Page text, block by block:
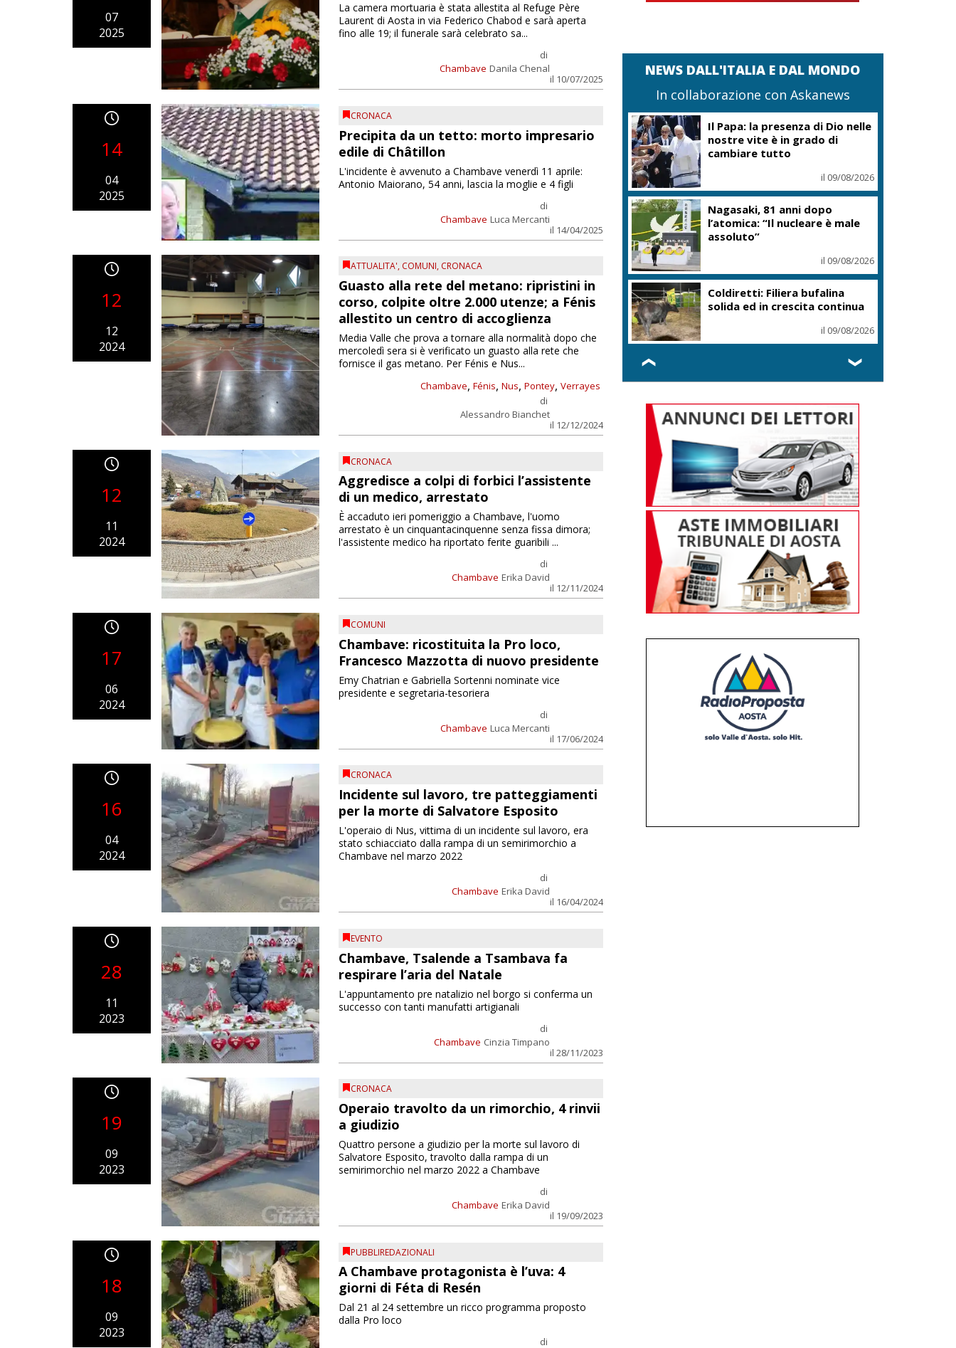
07
2025
Chambave
di
Danila Chenal
il 10/07/2025
La camera mortuaria è stata allestita al Refuge Père
Laurent di Aosta in via Federico Chabod e sarà aperta
fino alle 19; il funerale sarà celebrato sa...
14
04
2025
CRONACA
Precipita da un tetto: morto impresario
edile di Châtillon
Chambave
di
Luca Mercanti
il 14/04/2025
L'incidente è avvenuto a Chambave venerdì 11 aprile:
Antonio Maiorano, 54 anni, lascia la moglie e 4 figli
12
12
2024
ATTUALITA', COMUNI, CRONACA
Guasto alla rete del metano: ripristini in
corso, colpite oltre 2.000 utenze; a Fénis
allestito un centro di accoglienza
Chambave, Fénis, Nus, Pontey, Verrayes
di
Alessandro Bianchet
il 12/12/2024
Media Valle che prova a tornare alla normalità dopo che
mercoledì sera si è verificato un guasto alla rete che
fornisce il gas metano. Per Fénis e Nus...
12
11
2024
CRONACA
Aggredisce a colpi di forbici l’assistente
di un medico, arrestato
Chambave
di
Erika David
il 12/11/2024
È accaduto ieri pomeriggio a Chambave, l'uomo
arrestato è un cinquantacinquenne senza fissa dimora;
l'assistente medico ha riportato ferite guaribili ...
17
06
2024
COMUNI
Chambave: ricostituita la Pro loco,
Francesco Mazzotta di nuovo presidente
Chambave
di
Luca Mercanti
il 17/06/2024
Emy Chatrian e Gabriella Sortenni nominate vice
presidente e segretaria-tesoriera
16
04
2024
CRONACA
Incidente sul lavoro, tre patteggiamenti
per la morte di Salvatore Esposito
Chambave
di
Erika David
il 16/04/2024
L'operaio di Nus, vittima di un incidente sul lavoro, era
stato schiacciato dalla rampa di un semirimorchio a
Chambave nel marzo 2022
28
11
2023
EVENTO
Chambave, Tsalende a Tsambava fa
respirare l’aria del Natale
Chambave
di
Cinzia Timpano
il 28/11/2023
L'appuntamento pre natalizio nel borgo si conferma un
successo con tanti manufatti artigianali
19
09
2023
CRONACA
Operaio travolto da un rimorchio, 4 rinvii
a giudizio
Chambave
di
Erika David
il 19/09/2023
Quattro persone a giudizio per la morte sul lavoro di
Salvatore Esposito, travolto dalla rampa di un
semirimorchio nel marzo 2022 a Chambave
18
09
2023
PUBBLIREDAZIONALI
A Chambave protagonista è l’uva: 4
giorni di Féta di Resén
di
Dal 21 al 24 settembre un ricco programma proposto
dalla Pro loco
NEWS DALL'ITALIA E DAL MONDO
In collaborazione con Askanews
Il Papa: la presenza di Dio nelle
nostre vite è in grado di
cambiare tutto
il 09/08/2026
Nagasaki, 81 anni dopo
l’atomica: “Il nucleare è male
assoluto”
il 09/08/2026
Coldiretti: Filiera bufalina
solida ed in crescita continua
il 09/08/2026
❮ ❯